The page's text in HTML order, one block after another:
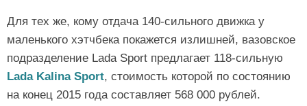
Для тех же, кому отдача 140-сильного движка у
маленького хэтчбека покажется излишней, вазовское
подразделение Lada Sport предлагает 118-сильную
Lada Kalina Sport, стоимость которой по состоянию
на конец 2015 года составляет 568 000 рублей.